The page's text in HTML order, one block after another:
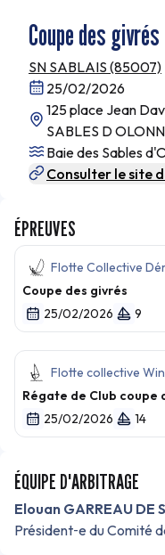
Coupe des givrés
SN SABLAIS (85007)
25/02/2026
125 place Jean
SABLES D
Baie des Sables
Consulter le site
ÉPREUVES
Flotte Collective
Coupe des givrés
25/02/2026
9
Flotte collective
Régate de Club coupe
25/02/2026
14
ÉQUIPE D'ARBITRAGE
Elouan GARREAU DE
Président‑e du Comité